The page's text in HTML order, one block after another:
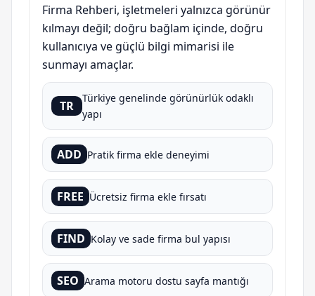
Firma Rehberi, işletmeleri yalnızca görünür
kılmayı değil; doğru bağlam içinde, doğru
kullanıcıya ve güçlü bilgi mimarisi ile
sunmayı amaçlar.
TR
Türkiye genelinde görünürlük odaklı
yapı
ADD Pratik firma ekle deneyimi
FREE Ücretsiz firma ekle fırsatı
FIND Kolay ve sade firma bul yapısı
SEO Arama motoru dostu sayfa mantığı